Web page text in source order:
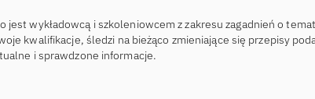
jest wykładowcą i szkoleniowcem z zakresu zagadnień o
kwalifikacje, śledzi na bieżąco zmieniające się przepisy
i sprawdzone informacje.